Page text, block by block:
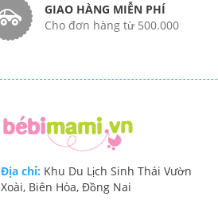
GIAO HÀNG MIỄN PHÍ
Cho đơn hàng từ 500.000
Địa chỉ: Khu Du Lịch Sinh Thái Vườn
Xoài, Biên Hòa, Đồng Nai